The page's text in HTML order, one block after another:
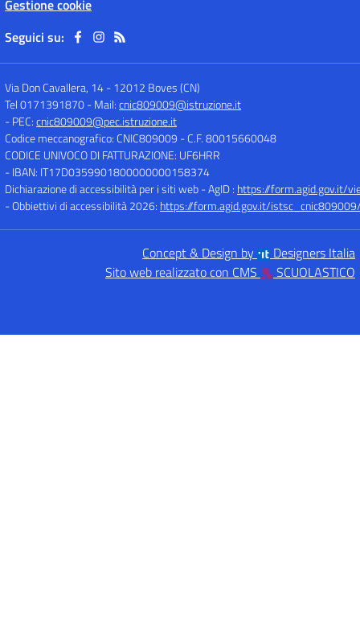
Gestione cookie
Seguici su:
Via Don Cavallera, 14-12012 Boves (CN)
Tel 0171391870- Mail:cnic809009@istruzione.it
- PEC:cnic809009@pec.istruzione.it
Codice meccanografico: CNIC809009 - C.F. 80015660048
CODICE UNIVOCO DI FATTURAZIONE: UF6HRR
- IBAN: IT17D0359901800000000158374
Dichiarazione di accessibilità per i siti web - AgID : https://form.agid.gov.it/
- Obbiettivi di accessibilità 2026: https://form.agid.gov.it/
Concept & Design by
Designers Italia
Sito web realizzato con CMS
SCUOLASTICO